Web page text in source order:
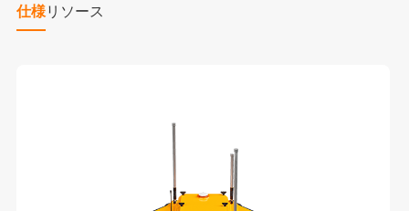
仕様リソース